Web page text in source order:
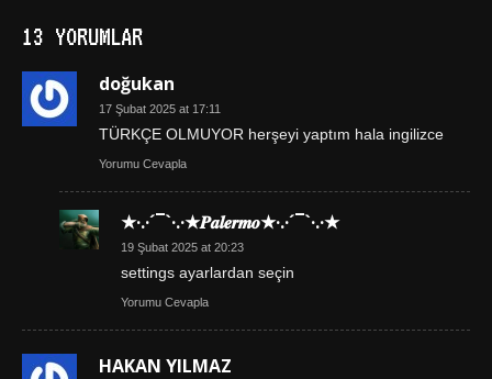
13 YORUMLAR
doğukan
17 Şubat 2025 at 17:11
TÜRKÇE OLMUYOR herşeyi yaptım hala ingilizce
Yorumu Cevapla
★·.·´¯`·.·★𝑷𝒂𝒍𝒆𝒓𝒎𝒐★·.·´¯`·.·★
19 Şubat 2025 at 20:23
settings ayarlardan seçin
Yorumu Cevapla
HAKAN YILMAZ